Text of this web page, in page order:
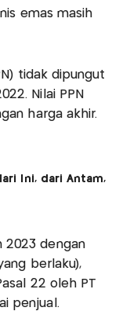
emas masih
tidak dipungut
Nilai PPN
harga akhir.
Ini, dari Antam,
2023 dengan
berlaku),
22 oleh PT
penjual.